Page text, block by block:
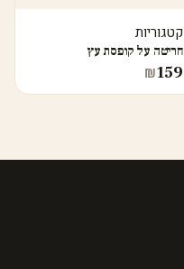
קטגוריות
חריטה על קופסת עץ
₪159